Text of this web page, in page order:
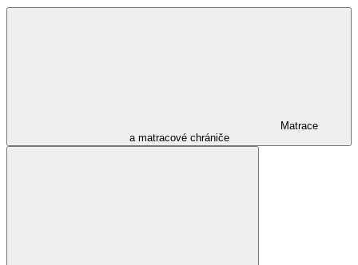
Matrace
a matracové chrániče